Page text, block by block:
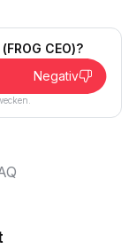
CEO)?
Negativ